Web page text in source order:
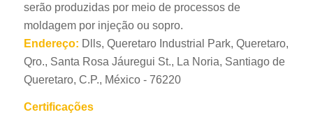
serão produzidas por meio de processos de
moldagem por injeção ou sopro.
Endereço: Dlls, Queretaro Industrial Park, Queretaro,
Qro., Santa Rosa Jáuregui St., La Noria, Santiago de
Queretaro, C.P., México - 76220
Certificações